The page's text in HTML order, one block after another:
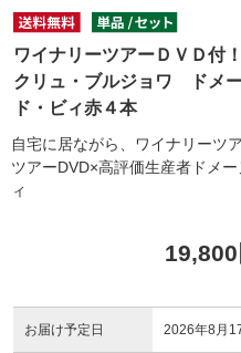
ワイナリーツアーＤＶＤ付
クリュ・ブルジョワ ドメー
ド・ビィ赤４本
自宅に居ながら、ワイナリーツ
ツアーDVD×高評価生産者ドメ
ィ
19,800
お届け予定日 2026年8月